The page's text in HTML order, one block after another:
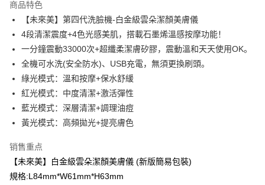
APP於四大便利商店‧ATM/網銀等方式進行付款。
請留意繳費期限為 14 天。唯有下載 AFTEE App 成為 AFTEE 會員者方能享
有最長 45 天內付款之服務。
出。使用AFTEE下訂可以延長您收到商品前的繳費天數，但無法保證一定能
夠在期限內收到商品(例如:預購商品或預計到貨時間較長者)。因此無論收到
商品與否，仍需要請您在AFTEE規定的時間內完成繳費。
二、付款限制
1. 初次使用 AFTEE 時，將依認證結果及本公司審查結果，核予每個人不同
2. 結帳金額須大於NT$30
3. 目前僅支援台灣會員
三、聲明條款
每笔NT$100，满NT$600(含以上)免运费
萊爾富取貨付款
每笔NT$100，满NT$600(含以上)免运费
付款後萊爾富取貨
每笔NT$100，满NT$600(含以上)免运费
7-11付款取貨
每笔NT$100，满NT$600(含以上)免运费
付款後7-11取貨
每笔NT$100，满NT$600(含以上)免运费
商品特色
【未來美】第四代洗臉機-白金級雲朵潔顏美膚儀
4段清潔震度+4色光感美肌，搭載石墨烯溫感按摩功能！
一分鐘震動33000次+超纖柔潔膚矽膠，震動溫和天天使用OK。
全機可水洗(安全防水)、USB充電，無須更換刷頭。
綠光模式：溫和按摩+保水舒緩
紅光模式：中度清潔+激活彈性
藍光模式：深層清潔+調理油痘
黃光模式：高頻拋光+提亮膚色
销售重点
【未來美】白金級雲朵潔顏美膚儀 (新版簡易包裝)
規格:L84mm*W61mm*H63mm